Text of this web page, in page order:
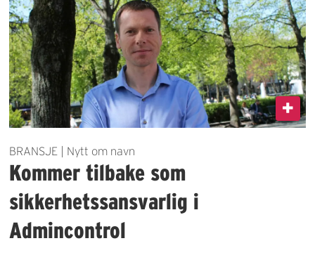
BRANSJE | Nytt om navn
Kommer tilbake som
sikkerhetssansvarlig i
Admincontrol